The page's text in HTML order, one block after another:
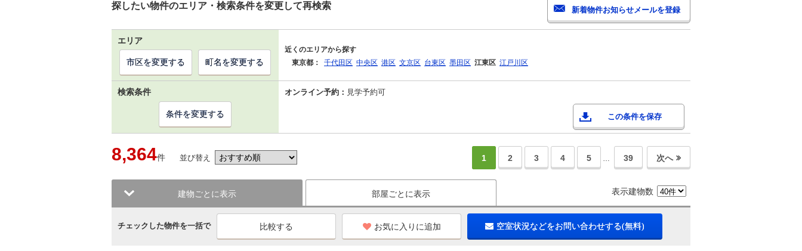
探したい物件のエリア・検索条件を変更して再検索
エリア
近くのエリアから探す
東京都：
千代田区 中央区 港区 文京区 台東区 墨田区 江東区 江戸川区
市区を変更する 町名を変更する
検索条件 オンライン予約： 見学予約可
この条件を保存
条件を変更する
8,364件 並び替え 1 2 3 4 5 … 39 次へ
建物ごとに表示 部屋ごとに表示 表示建物数
チェックした物件を一括で お気に入りに追加 空室状況などをお問い合わせする(無料)